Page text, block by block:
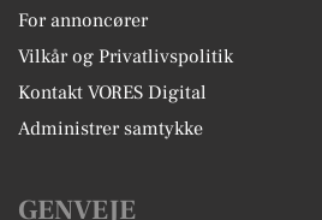
For annoncører
Vilkår og Privatlivspolitik
Kontakt VORES Digital
Administrer samtykke
GENVEJE